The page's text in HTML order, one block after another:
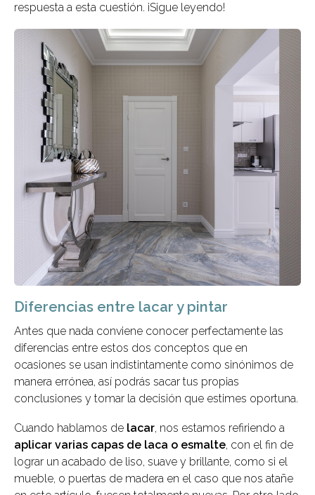
respuesta a esta cuestión. ¡Sigue leyendo!
Diferencias entre lacar y pintar
Antes que nada conviene conocer perfectamente las
diferencias entre estos dos conceptos que en
ocasiones se usan indistintamente como sinónimos de
manera errónea, así podrás sacar tus propias
conclusiones y tomar la decisión que estimes oportuna.
Cuando hablamos de lacar, nos estamos refiriendo a
aplicar varias capas de laca o esmalte, con el fin de
lograr un acabado de liso, suave y brillante, como si el
mueble, o puertas de madera en el caso que nos atañe